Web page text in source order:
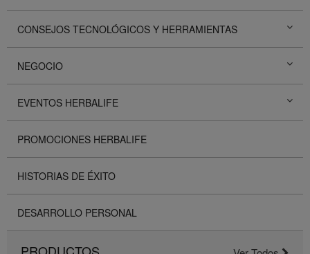
CONSEJOS TECNOLÓGICOS Y HERRAMIENTAS
NEGOCIO
EVENTOS HERBALIFE
PROMOCIONES HERBALIFE
HISTORIAS DE ÉXITO
DESARROLLO PERSONAL
PRODUCTOS